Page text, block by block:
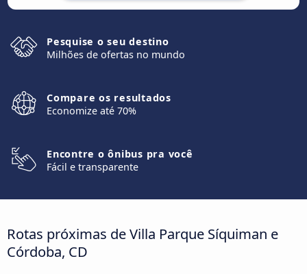
Pesquise o seu destino
Milhões de ofertas no mundo
Compare os resultados
Economize até 70%
Encontre o ônibus pra você
Fácil e transparente
Rotas próximas de Villa Parque Síquiman e
Córdoba, CD